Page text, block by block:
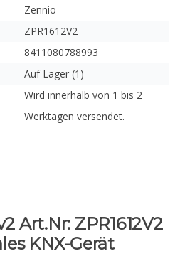
Zennio
ZPR1612V2
8411080788993
Auf Lager (1)
Wird innerhalb von 1 bis 2
Werktagen versendet.
Art.Nr: ZPR1612V2
KNX-Gerät